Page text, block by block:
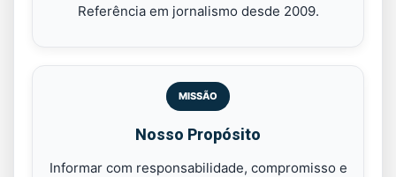
Referência em jornalismo desde 2009.
MISSÃO
Nosso Propósito
Informar com responsabilidade, compromisso e